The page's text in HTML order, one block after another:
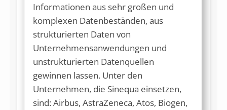
Informationen aus sehr großen und
komplexen Datenbeständen, aus
strukturierten Daten von
Unternehmensanwendungen und
unstrukturierten Datenquellen
gewinnen lassen. Unter den
Unternehmen, die Sinequa einsetzen,
sind: Airbus, AstraZeneca, Atos, Biogen,